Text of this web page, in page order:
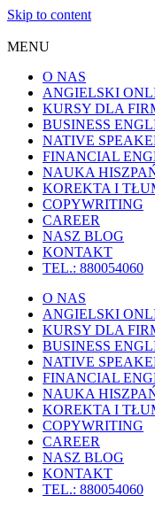
Skip to content
MENU
O NAS
ANGIELSKI
KURSY DLA
BUSINESS
NATIVE
FINANCIAL
NAUKA
KOREKTA I
COPYWRITING
CAREER
NASZ BLOG
KONTAKT
TEL.: 880054060
O NAS
ANGIELSKI
KURSY DLA
BUSINESS
NATIVE
FINANCIAL
NAUKA
KOREKTA I
COPYWRITING
CAREER
NASZ BLOG
KONTAKT
TEL.: 880054060